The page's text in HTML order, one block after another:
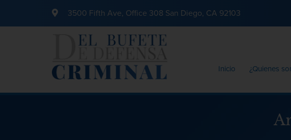
3500 Fifth Ave, Office 308 San Diego, CA 92103
Inicio ¿Quienes